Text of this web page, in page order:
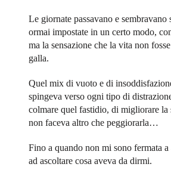
Le giornate passavano e sembravano
ormai impostate in un certo modo,
ma la sensazione che la vita non
galla.
Quel mix di vuoto e di
spingeva verso ogni tipo di
colmare quel fastidio, di migliorare la
non faceva altro che peggiorarla…
Fino a quando non mi sono fermata
ad ascoltare cosa aveva da dirmi.